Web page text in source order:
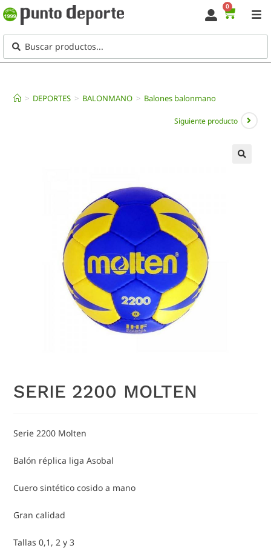
0
> DEPORTES > BALONMANO > Balones balonmano
Siguiente producto
SERIE 2200 MOLTEN
Serie 2200 Molten
Balón réplica liga Asobal
Cuero sintético cosido a mano
Gran calidad
Tallas 0,1, 2 y 3